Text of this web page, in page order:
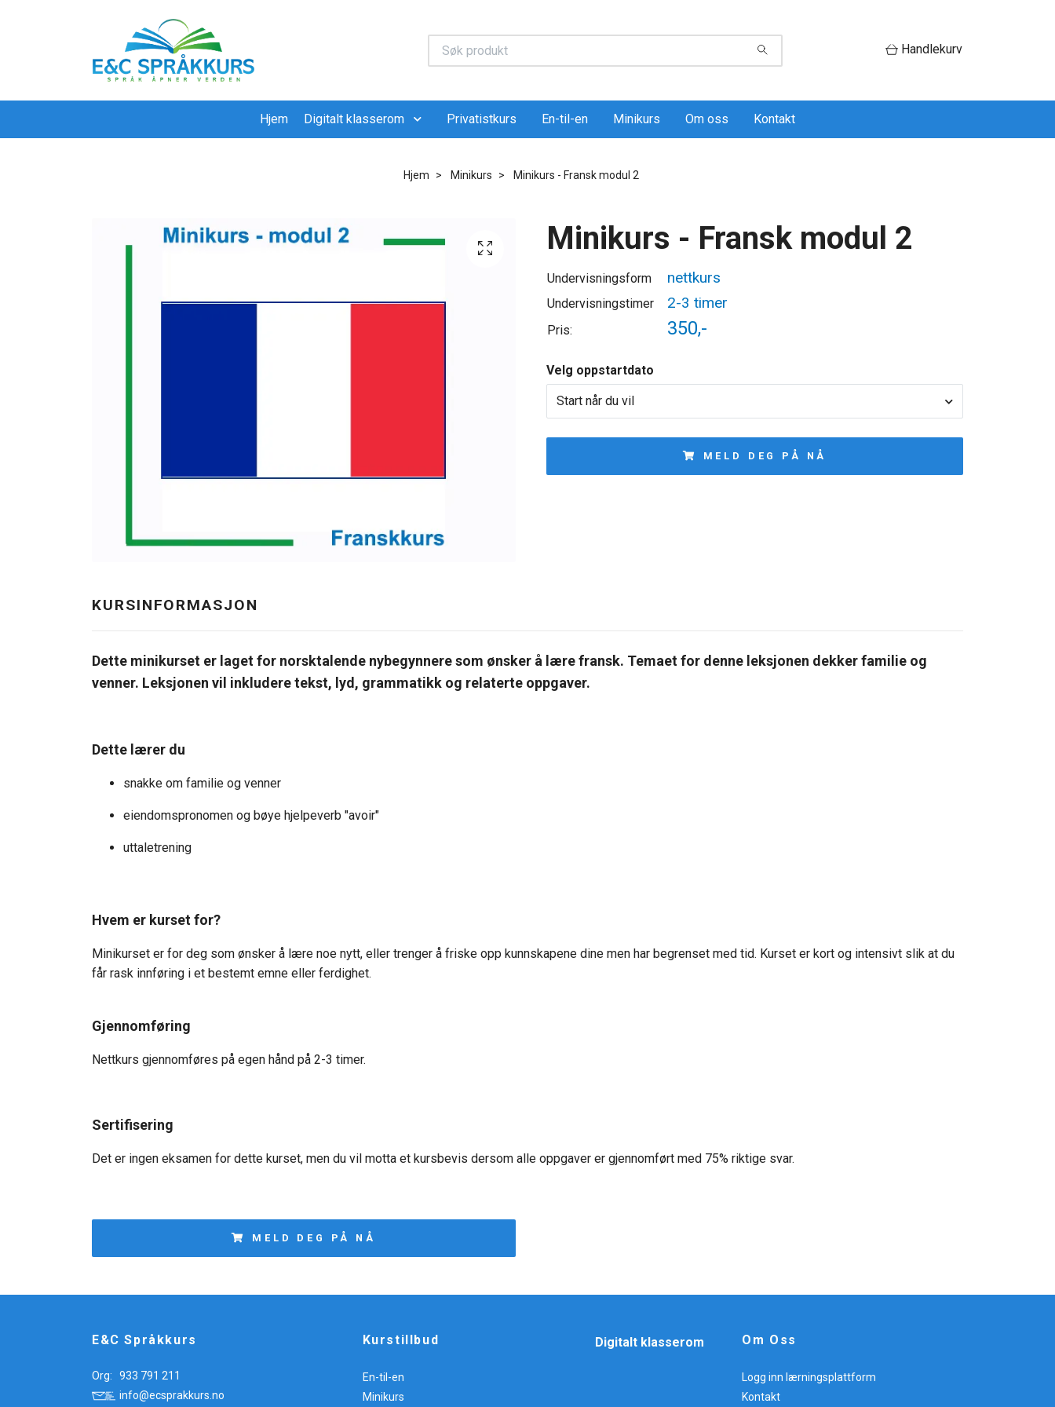
Handlekurv
Hjem Digitalt klasserom Privatistkurs En-til-en Minikurs Om oss Kontakt
Hjem Minikurs Minikurs - Fransk modul 2
Minikurs - Fransk modul 2
Undervisningsform nettkurs
Undervisningstimer 2-3 timer
Pris: 350,-
Velg oppstartdato
Start når du vil
MELD DEG PÅ NÅ
KURSINFORMASJON
Dette minikurset er laget for norsktalende nybegynnere som ønsker å lære fransk. Temaet for denne leksjonen dekker familie og
venner. Leksjonen vil inkludere tekst, lyd, grammatikk og relaterte oppgaver.
Dette lærer du
snakke om familie og venner
eiendomspronomen og bøye hjelpeverb "avoir"
uttaletrening
Hvem er kurset for?
Minikurset er for deg som ønsker å lære noe nytt, eller trenger å friske opp kunnskapene dine men har begrenset med tid. Kurset er kort og intensivt slik at du
får rask innføring i et bestemt emne eller ferdighet.
Gjennomføring
Nettkurs gjennomføres på egen hånd på 2-3 timer.
Sertifisering
Det er ingen eksamen for dette kurset, men du vil motta et kursbevis dersom alle oppgaver er gjennomført med 75% riktige svar.
MELD DEG PÅ NÅ
E&C Språkkurs
Org:
933 791 211
info@ecsprakkurs.no
Kurstillbud
En-til-en
Minikurs
Digitalt klasserom Om Oss
Logg inn lærningsplattform
Kontakt